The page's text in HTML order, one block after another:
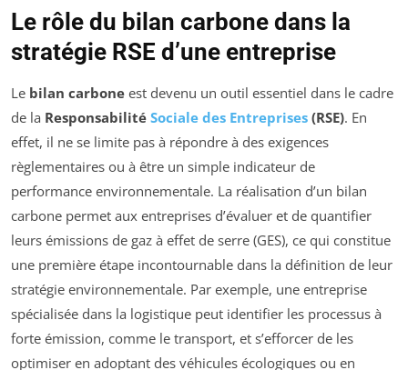
Le rôle du bilan carbone dans la
stratégie RSE d’une entreprise
Le bilan carbone est devenu un outil essentiel dans le cadre
de la Responsabilité Sociale des Entreprises (RSE). En
effet, il ne se limite pas à répondre à des exigences
règlementaires ou à être un simple indicateur de
performance environnementale. La réalisation d’un bilan
carbone permet aux entreprises d’évaluer et de quantifier
leurs émissions de gaz à effet de serre (GES), ce qui constitue
une première étape incontournable dans la définition de leur
stratégie environnementale. Par exemple, une entreprise
spécialisée dans la logistique peut identifier les processus à
forte émission, comme le transport, et s’efforcer de les
optimiser en adoptant des véhicules écologiques ou en